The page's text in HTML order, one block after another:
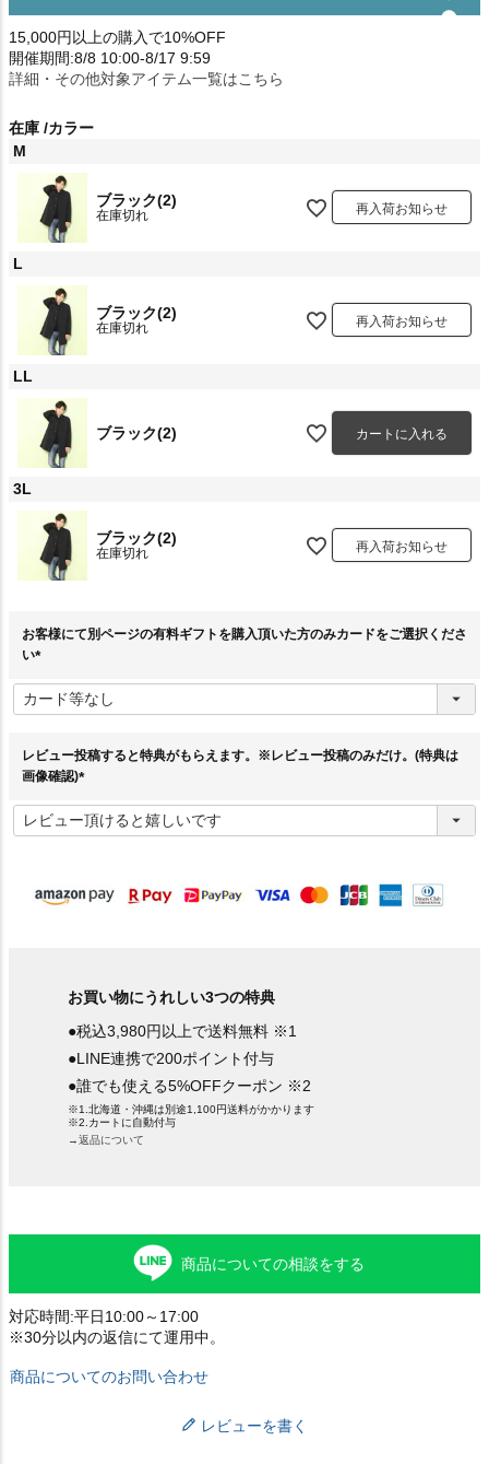
15,000円以上の購入で10%OFF
開催期間:8/8 10:00-8/17 9:59
詳細・その他対象アイテム一覧はこちら
在庫 カラー
M
ブラック(2)
在庫切れ 再入荷お知らせ
L
ブラック(2)
在庫切れ 再入荷お知らせ
LL
ブラック(2) カートに入れる
3L
ブラック(2)
在庫切れ 再入荷お知らせ
お客様にて別ページの有料ギフトを購入頂いた方のみカードをご選択くださ
い
必
須
レビュー投稿すると特典がもらえます。※レビュー投稿のみだけ。(特典は
画像確認)
必
須
お買い物にうれしい3つの特典
●税込3,980円以上で送料無料 ※1
●LINE連携で200ポイント付与
●誰でも使える5%OFFクーポン ※2
※1.北海道・沖縄は別途1,100円送料がかかります
※2.カートに自動付与
→返品について
商品についての相談をする
対応時間:平日10:00～17:00
※30分以内の返信にて運用中。
商品についてのお問い合わせ
レビューを書く